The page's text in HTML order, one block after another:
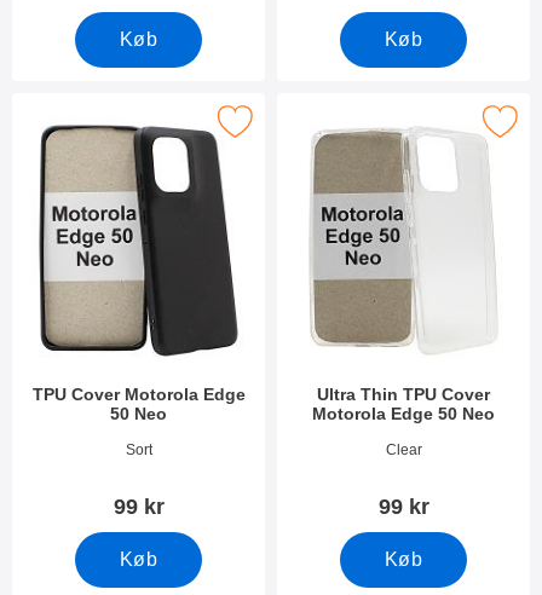
Køb Køb
TPU Cover Motorola Edge
50 Neo
Varenr 51601Sort
99 kr
Køb
Marker tPU Cover Motorola Edge 50 Neo som favorit
Ultra Thin TPU Cover
Motorola Edge 50 Neo
Varenr 51600Clear
99 kr
Køb
Marker ultra Thin TPU Cover